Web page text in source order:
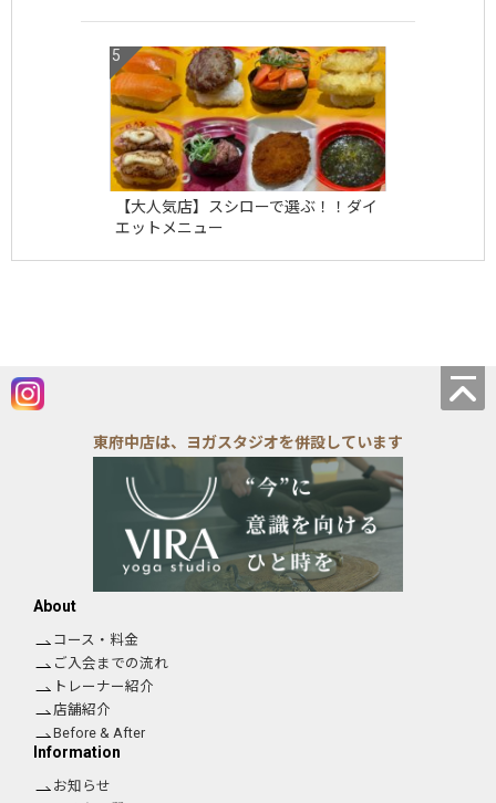
【大人気店】スシローで選ぶ！！ダイ
エットメニュー
東府中店は、ヨガスタジオを併設しています
About
コース・料金
ご入会までの流れ
トレーナー紹介
店舗紹介
Before & After
Information
お知らせ